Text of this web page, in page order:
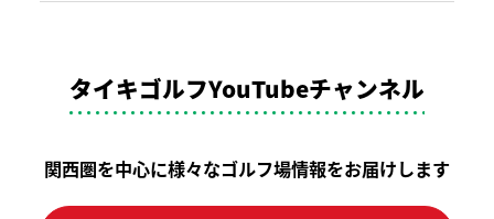
タイキゴルフYouTubeチャンネル
関西圏を中心に様々なゴルフ場情報をお届けします